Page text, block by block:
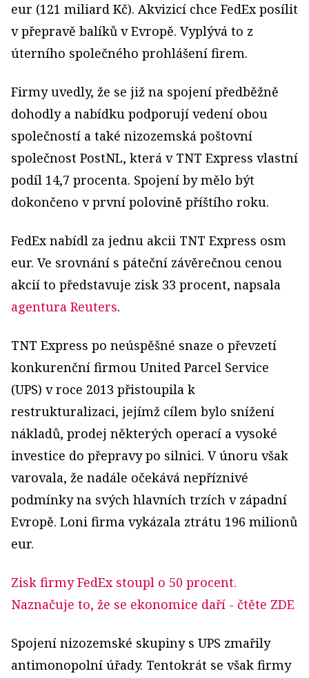
eur (121 miliard Kč). Akvizicí chce FedEx posílit
v přepravě balíků v Evropě. Vyplývá to z
úterního společného prohlášení firem.
Firmy uvedly, že se již na spojení předběžně
dohodly a nabídku podporují vedení obou
společností a také nizozemská poštovní
společnost PostNL, která v TNT Express vlastní
podíl 14,7 procenta. Spojení by mělo být
dokončeno v první polovině příštího roku.
FedEx nabídl za jednu akcii TNT Express osm
eur. Ve srovnání s páteční závěrečnou cenou
akcií to představuje zisk 33 procent, napsala
agentura Reuters.
TNT Express po neúspěšné snaze o převzetí
konkurenční firmou United Parcel Service
(UPS) v roce 2013 přistoupila k
restrukturalizaci, jejímž cílem bylo snížení
nákladů, prodej některých operací a vysoké
investice do přepravy po silnici. V únoru však
varovala, že nadále očekává nepříznivé
podmínky na svých hlavních trzích v západní
Evropě. Loni firma vykázala ztrátu 196 milionů
eur.
Zisk firmy FedEx stoupl o 50 procent.
Naznačuje to, že se ekonomice daří - čtěte ZDE
Spojení nizozemské skupiny s UPS zmařily
antimonopolní úřady. Tentokrát se však firmy